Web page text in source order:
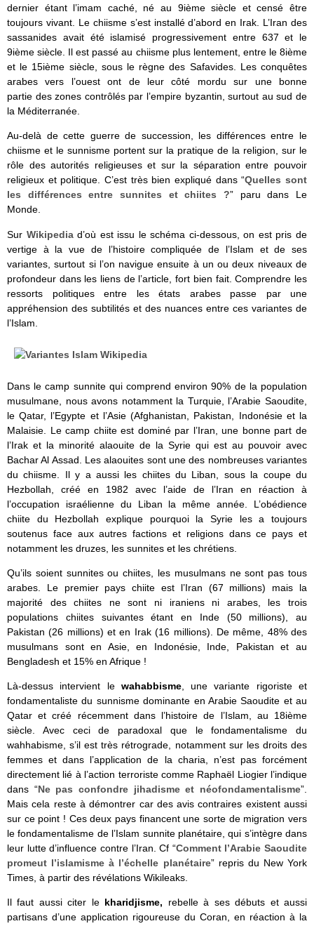
dernier étant l’imam caché, né au 9ième siècle et censé être
toujours vivant. Le chiisme s’est installé d’abord en Irak. L’Iran des
sassanides avait été islamisé progressivement entre 637 et le
9ième siècle. Il est passé au chiisme plus lentement, entre le 8ième
et le 15ième siècle, sous le règne des Safavides. Les conquêtes
arabes vers l’ouest ont de leur côté mordu sur une bonne
partie des zones contrôlés par l’empire byzantin, surtout au sud de
la Méditerranée.
Au-delà de cette guerre de succession, les différences entre le
chiisme et le sunnisme portent sur la pratique de la religion, sur le
rôle des autorités religieuses et sur la séparation entre pouvoir
religieux et politique. C’est très bien expliqué dans “Quelles sont
les différences entre sunnites et chiites ?” paru dans Le
Monde.
Sur Wikipediad’où est issu le schéma ci-dessous, on est pris de
vertige à la vue de l’histoire compliquée de l’Islam et de ses
variantes, surtout si l’on navigue ensuite à un ou deux niveaux de
profondeur dans les liens de l’article, fort bien fait. Comprendre les
ressorts politiques entre les états arabes passe par une
appréhension des subtilités et des nuances entre ces variantes de
l’Islam.
Dans le camp sunnite qui comprend environ 90% de la population
musulmane, nous avons notamment la Turquie, l’Arabie Saoudite,
le Qatar, l’Egypte et l’Asie (Afghanistan, Pakistan, Indonésie et la
Malaisie. Le camp chiite est dominé par l’Iran, une bonne part de
l’Irak et la minorité alaouite de la Syrie qui est au pouvoir avec
Bachar Al Assad. Les alaouites sont une des nombreuses variantes
du chiisme. Il y a aussi les chiites du Liban, sous la coupe du
Hezbollah, créé en 1982 avec l’aide de l’Iran en réaction à
l’occupation israélienne du Liban la même année. L’obédience
chiite du Hezbollah explique pourquoi la Syrie les a toujours
soutenus face aux autres factions et religions dans ce pays et
notamment les druzes, les sunnites et les chrétiens.
Qu’ils soient sunnites ou chiites, les musulmans ne sont pas tous
arabes. Le premier pays chiite est l’Iran (67 millions) mais la
majorité des chiites ne sont ni iraniens ni arabes, les trois
populations chiites suivantes étant en Inde (50 millions), au
Pakistan (26 millions) et en Irak (16 millions). De même, 48% des
musulmans sont en Asie, en Indonésie, Inde, Pakistan et au
Bengladesh et 15% en Afrique !
Là-dessus intervient le wahabbisme, une variante rigoriste et
fondamentaliste du sunnisme dominante en Arabie Saoudite et au
Qatar et créé récemment dans l’histoire de l’Islam, au 18ième
siècle. Avec ceci de paradoxal que le fondamentalisme du
wahhabisme, s’il est très rétrograde, notamment sur les droits des
femmes et dans l’application de la charia, n’est pas forcément
directement lié à l’action terroriste comme Raphaël Liogier l’indique
dans “Ne pas confondre jihadisme et néofondamentalisme”.
Mais cela reste à démontrer car des avis contraires existent aussi
sur ce point ! Ces deux pays financent une sorte de migration vers
le fondamentalisme de l’Islam sunnite planétaire, qui s’intègre dans
leur lutte d’influence contre l’Iran. Cf “Comment l’Arabie Saoudite
promeut l’islamisme à l’échelle planétaire” repris du New York
Times, à partir des révélations Wikileaks.
Il faut aussi citer le kharidjisme, rebelle à ses débuts et aussi
partisans d’une application rigoureuse du Coran, en réaction à la